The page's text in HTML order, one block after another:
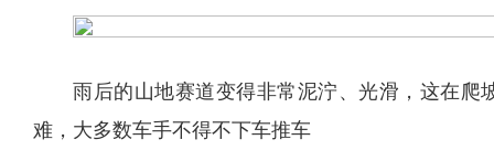
雨后的山地赛道变得非常泥泞、光滑，这在爬
难，大多数车手不得不下车推车